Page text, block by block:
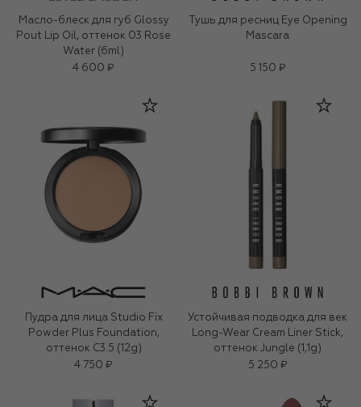
Масло-блеск для губ Glossy
Pout Lip Oil, оттенок 03 Rose
Water (6ml)
4 600 ₽
Тушь для ресниц Eye Opening
Mascara
5 150 ₽
Пудра для лица Studio Fix
Powder Plus Foundation,
оттенок C3.5​ (12g)
4 750 ₽
Устойчивая подводка для век
Long-Wear Cream Liner Stick,
оттенок Jungle (1,1g)
5 250 ₽